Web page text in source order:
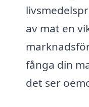
av mat en
fånga din
det ser